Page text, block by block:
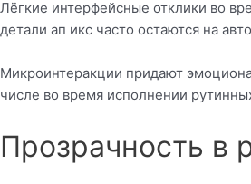
Лёгкие интерфейсные отклики во
детали ап икс часто остаются на
Микроинтеракции придают
числе во время исполнении
Прозрачность в